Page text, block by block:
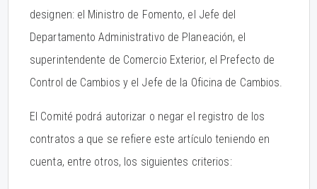
designen: el Ministro de Fomento, el Jefe del
Departamento Administrativo de Planeación, el
superintendente de Comercio Exterior, el Prefecto de
Control de Cambios y el Jefe de la Oficina de Cambios.
El Comité podrá autorizar o negar el registro de los
contratos a que se refiere este artículo teniendo en
cuenta, entre otros, los siguientes criterios: